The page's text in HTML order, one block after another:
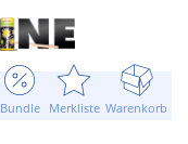
Bundle Merkliste Warenkorb